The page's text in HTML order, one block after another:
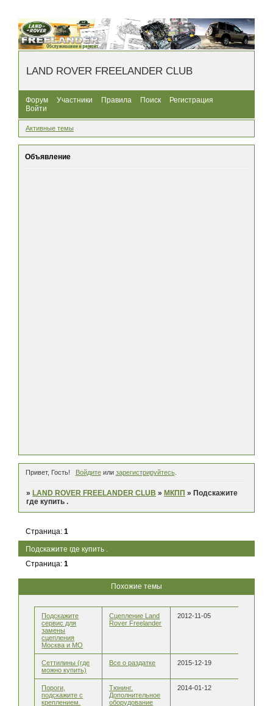
LAND ROVER FREELANDER CLUB
Форум Участники Правила Поиск
Регистрация
Войти
Активные темы
Объявление
Привет, Гость! Войдитеили зарегистрируйтесь.
» LAND ROVER FREELANDER CLUB » МКПП » Подскажите
где купить .
Подскажите где купить .
Страница:1
Страница:1
Похожие темы
Подскажите
сервис для
замены
сцепления
Москва и МО
Сцепление Land
Rover Freelander
2012-11-05
Сеттилины (где
можно купить)
Все о раздатке 2015-12-19
Пороги,
подскажите с
креплением.
Тюнинг.
Дополнительное
оборудование
2014-01-12